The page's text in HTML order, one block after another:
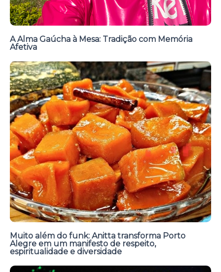
A Alma Gaúcha à Mesa: Tradição com Memória
Afetiva
Muito além do funk: Anitta transforma Porto
Alegre em um manifesto de respeito,
espiritualidade e diversidade